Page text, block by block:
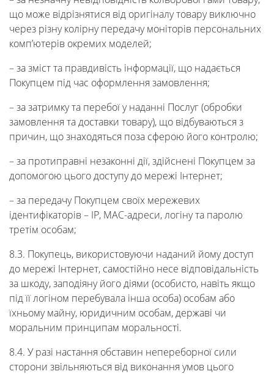
що може відрізнятися від оригіналу товару виключно
через різну колірну передачу моніторів персональних
комп’ютерів окремих моделей;
– за зміст та правдивість інформації, що надається
Покупцем під час оформлення замовлення;
– за затримку та перебої у наданні Послуг (обробки
замовлення та доставки товару), що відбуваються з
причин, що знаходяться поза сферою його контролю;
– за протиправні незаконні дії, здійснені Покупцем за
допомогою цього доступу до мережі Інтернет;
– за передачу Покупцем своїх мережевих
ідентифікаторів – IP, MAC-адреси, логіну та паролю
третім особам;
8.3. Покупець, використовуючи наданий йому доступ
до мережі Інтернет, самостійно несе відповідальність
за шкоду, заподіяну його діями (особисто, навіть якщо
під її логіном перебувала інша особа) особам або
їхньому майну, юридичним особам, державі чи
моральним принципам моральності.
8.4. У разі настання обставин непереборної сили
сторони звільняються від виконання умов цього